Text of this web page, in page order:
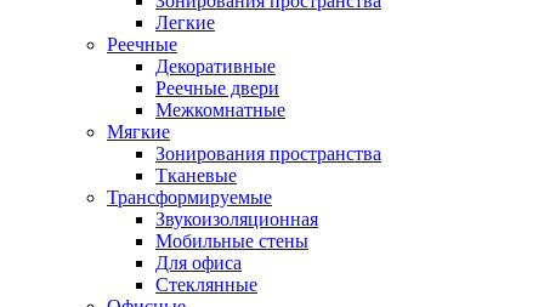
Легкие
Реечные
Декоративные
Реечные двери
Межкомнатные
Мягкие
Зонирования пространства
Тканевые
Трансформируемые
Звукоизоляционная
Мобильные стены
Для офиса
Стеклянные